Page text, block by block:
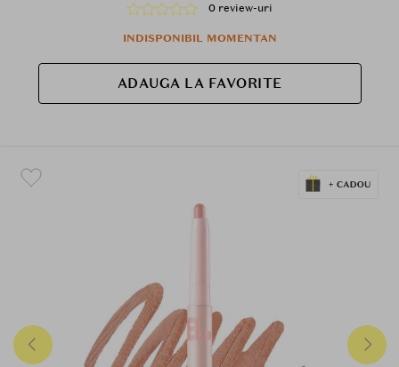
0 review-uri
INDISPONIBIL MOMENTAN
ADAUGA LA FAVORITE